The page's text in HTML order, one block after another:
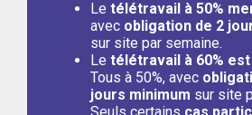
Le télétravail à 50%
avec obligation de 2
sur site par semaine.
Le télétravail à 60%
Tous à 50%, avec
jours minimum sur site